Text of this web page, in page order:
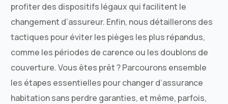
profiter des dispositifs légaux qui facilitent le
changement d’assureur. Enfin, nous détaillerons des
tactiques pour éviter les pièges les plus répandus,
comme les périodes de carence ou les doublons de
couverture. Vous êtes prêt ? Parcourons ensemble
les étapes essentielles pour changer d’assurance
habitation sans perdre garanties, et même, parfois,